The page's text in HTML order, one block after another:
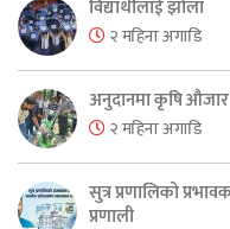
विद्यार्थीलाई झोला
२ महिना अगाडि
अनुदानमा कृषि
२ महिना अगाडि
सुत्र प्रणालिको
प्रणाली